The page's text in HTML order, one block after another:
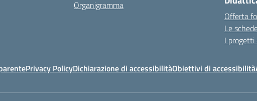
Organigramma
Offerta
Le
I progetti
Privacy PolicyDichiarazione di accessibilitàObiettivi di accessibilità